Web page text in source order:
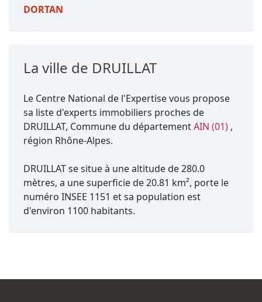
DORTAN
La ville de DRUILLAT
Le Centre National de l'Expertise vous propose
sa liste d'experts immobiliers proches de
DRUILLAT, Commune du départementAIN (01) ,
région Rhône-Alpes.
DRUILLAT se situe à une altitude de 280.0
mètres, a une superficie de 20.81 km², porte le
numéro INSEE 1151 et sa population est
d'environ 1100 habitants.